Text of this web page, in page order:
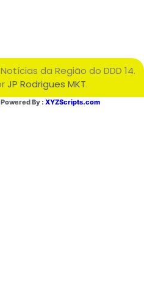
da Região do DDD 14.
JP Rodrigues MKT.
By : XYZScripts.com